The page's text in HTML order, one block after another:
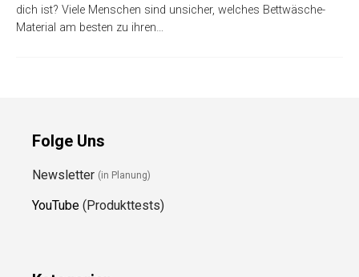
dich ist? Viele Menschen sind unsicher, welches Bettwäsche-
Material am besten zu ihren…
Folge Uns
Newsletter (in Planung)
YouTube (Produkttests)